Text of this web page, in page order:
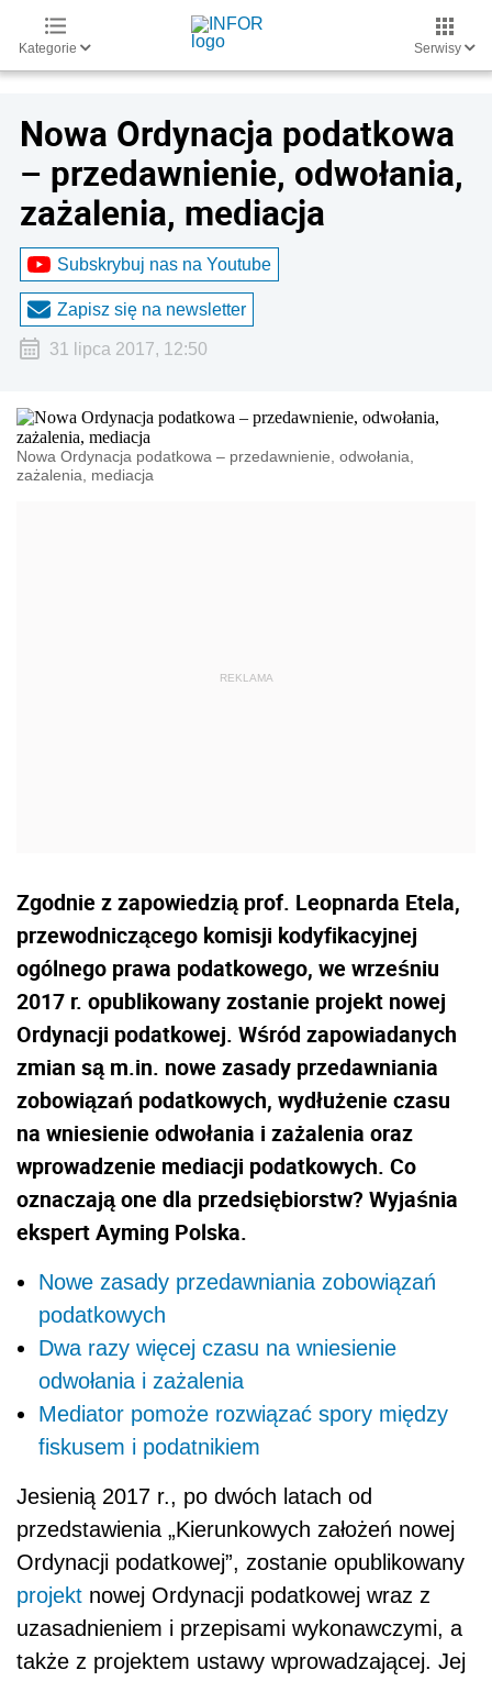
Kategorie Serwisy
Nowa Ordynacja podatkowa
– przedawnienie, odwołania,
zażalenia, mediacja
Subskrybuj nas na Youtube
Zapisz się na newsletter
31 lipca 2017, 12:50
Nowa Ordynacja podatkowa – przedawnienie, odwołania,
zażalenia, mediacja
Zgodnie z zapowiedzią prof. Leopnarda Etela,
przewodniczącego komisji kodyfikacyjnej
ogólnego prawa podatkowego, we wrześniu
2017 r. opublikowany zostanie projekt nowej
Ordynacji podatkowej. Wśród zapowiadanych
zmian są m.in. nowe zasady przedawniania
zobowiązań podatkowych, wydłużenie czasu
na wniesienie odwołania i zażalenia oraz
wprowadzenie mediacji podatkowych. Co
oznaczają one dla przedsiębiorstw? Wyjaśnia
ekspert Ayming Polska.
Nowe zasady przedawniania zobowiązań
podatkowych
Dwa razy więcej czasu na wniesienie
odwołania i zażalenia
Mediator pomoże rozwiązać spory między
fiskusem i podatnikiem
Jesienią 2017 r., po dwóch latach od
przedstawienia „Kierunkowych założeń nowej
Ordynacji podatkowej”, zostanie opublikowany
projekt nowej Ordynacji podatkowej wraz z
uzasadnieniem i przepisami wykonawczymi, a
także z projektem ustawy wprowadzającej. Jej